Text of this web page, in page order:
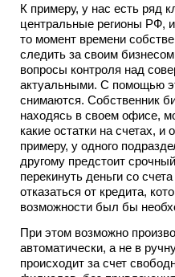
К примеру, у нас есть ряд
центральные регионы РФ,
то момент времени
следить за своим
вопросы контроля над
актуальными. С помощью
снимаются. Собственник
находясь в своем офисе,
какие остатки на счетах,
примеру, у одного
другому предстоит
перекинуть деньги со
отказаться от кредита,
возможности был бы
При этом возможно
автоматически, а не в
происходит за счет